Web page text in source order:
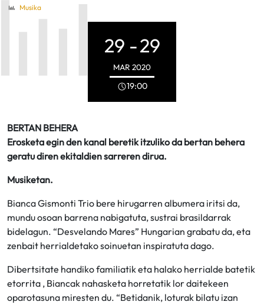
Musika
29 -29
MAR 2020
19:00
BERTAN BEHERA
Erosketa egin den kanal beretik itzuliko da bertan behera
geratu diren ekitaldien sarreren dirua.
Musiketan.
Bianca Gismonti Trio bere hirugarren albumera iritsi da,
mundu osoan barrena nabigatuta, sustrai brasildarrak
bidelagun. “Desvelando Mares” Hungarian grabatu da, eta
zenbait herrialdetako soinuetan inspiratuta dago.
Dibertsitate handiko familiatik eta halako herrialde batetik
etorrita , Biancak nahasketa horretatik lor daitekeen
oparotasuna miresten du. “Betidanik, loturak bilatu izan